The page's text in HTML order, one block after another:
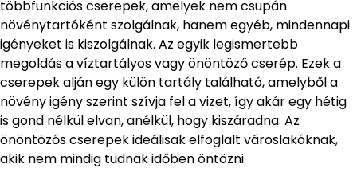
többfunkciós cserepek, amelyek nem csupán
növénytartóként szolgálnak, hanem egyéb, mindennapi
igényeket is kiszolgálnak. Az egyik legismertebb
megoldás a víztartályos vagy önöntöző cserép. Ezek a
cserepek alján egy külön tartály található, amelyből a
növény igény szerint szívja fel a vizet, így akár egy hétig
is gond nélkül elvan, anélkül, hogy kiszáradna. Az
önöntözős cserepek ideálisak elfoglalt városlakóknak,
akik nem mindig tudnak időben öntözni.